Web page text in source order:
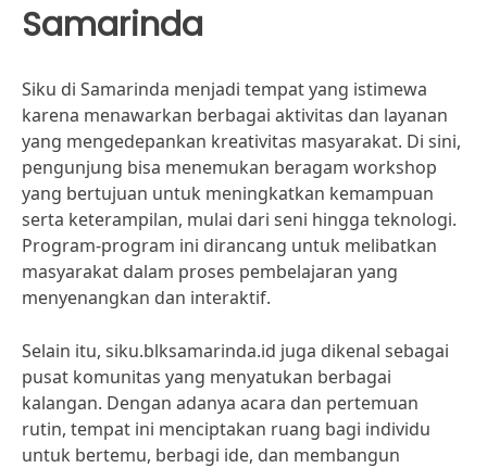
Samarinda
Siku di Samarinda menjadi tempat yang istimewa
karena menawarkan berbagai aktivitas dan layanan
yang mengedepankan kreativitas masyarakat. Di sini,
pengunjung bisa menemukan beragam workshop
yang bertujuan untuk meningkatkan kemampuan
serta keterampilan, mulai dari seni hingga teknologi.
Program-program ini dirancang untuk melibatkan
masyarakat dalam proses pembelajaran yang
menyenangkan dan interaktif.
Selain itu, siku.blksamarinda.id juga dikenal sebagai
pusat komunitas yang menyatukan berbagai
kalangan. Dengan adanya acara dan pertemuan
rutin, tempat ini menciptakan ruang bagi individu
untuk bertemu, berbagi ide, dan membangun